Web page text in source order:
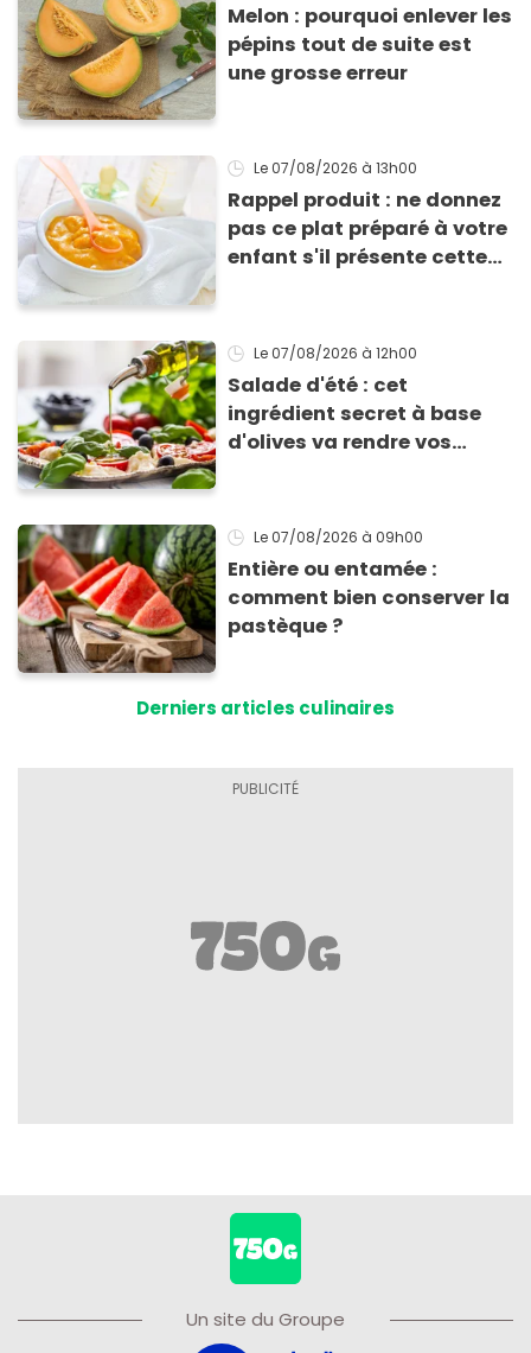
Melon : pourquoi enlever les
pépins tout de suite est
une grosse erreur
Le 07/08/2026 à 13h00
Rappel produit : ne donnez
pas ce plat préparé à votre
enfant s'il présente cette
Le 07/08/2026 à 12h00
Salade d'été : cet
ingrédient secret à base
d'olives va rendre vos
Le 07/08/2026 à 09h00
Entière ou entamée :
comment bien conserver la
pastèque ?
Derniers articles culinaires
Un site du Groupe